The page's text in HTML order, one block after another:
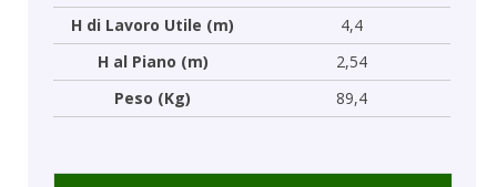
H di Lavoro Utile (m)
4,4
H al Piano (m)
2,54
Peso (Kg)
89,4